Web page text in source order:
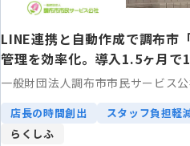
LINE連携と自動作成で調布市
管理を効率化。導入1.5ヶ月で
着！
一般財団法人調布市市民サービス
店長の時間創出 スタッフ負担軽
らくしふ